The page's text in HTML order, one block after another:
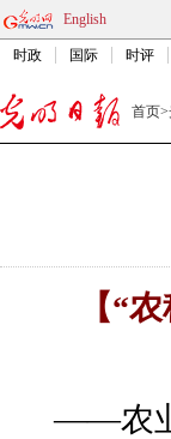
English
时政 国际 时评
首页>
【“农
——农